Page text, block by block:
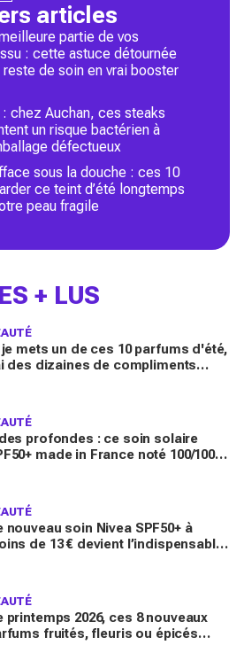
articles
partie de vos
: cette astuce détournée
de soin en vrai booster
chez Auchan, ces steaks
un risque bactérien à
défectueux
sous la douche : ces 10
ce teint d’été longtemps
peau fragile
+ LUS
je mets un de ces 10 parfums d'été,
des dizaines de compliments
profondes : ce soin solaire
made in France noté 100/100
nouveau soin Nivea SPF50+ à
de 13 € devient l’indispensable
printemps 2026, ces 8 nouveaux
fruités, fleuris ou épicés